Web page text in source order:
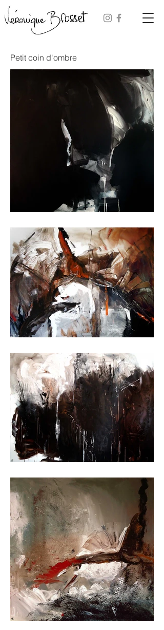
Petit coin d'ombre